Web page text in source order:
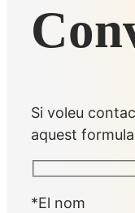
Si voleu
aquest
*El nom